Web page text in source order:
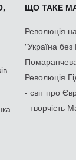
ЩО ТАКЕ
Революція на
"Україна
Революція
- світ про
- творчість